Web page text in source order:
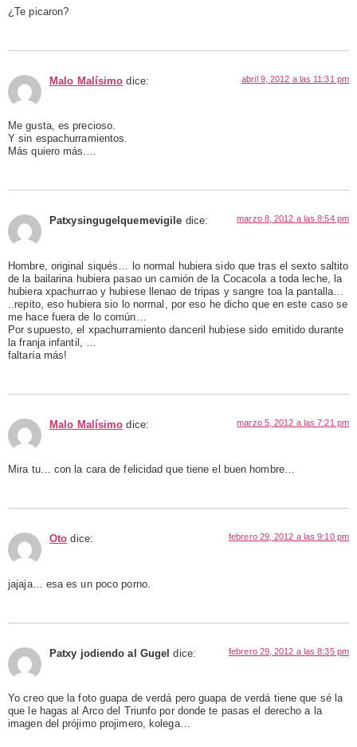
¿Te picaron?
Malo Malísimo dice: abril 9, 2012 a las 11:31 pm
Me gusta, es precioso.
Y sin espachurramientos.
Más quiero más….
Patxysingugelquemevigile dice: marzo 8, 2012 a las 8:54 pm
Hombre, original siqués… lo normal hubiera sido que tras el sexto saltito
de la bailarina hubiera pasao un camión de la Cocacola a toda leche, la
hubiera xpachurrao y hubiese llenao de tripas y sangre toa la pantalla…
..repito, eso hubiera sio lo normal, por eso he dicho que en este caso se
me hace fuera de lo común…
Por supuesto, el xpachurramiento danceril hubiese sido emitido durante
la franja infantil, …
faltaría más!
Malo Malísimo dice: marzo 5, 2012 a las 7:21 pm
Mira tu… con la cara de felicidad que tiene el buen hombre…
Oto dice: febrero 29, 2012 a las 9:10 pm
jajaja… esa es un poco porno.
Patxy jodiendo al Gugel dice: febrero 29, 2012 a las 8:35 pm
Yo creo que la foto guapa de verdá pero guapa de verdá tiene que sé la
que le hagas al Arco del Triunfo por donde te pasas el derecho a la
imagen del prójimo projimero, kolega…